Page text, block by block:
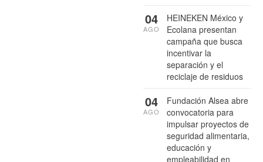
HEINEKEN México y
Ecolana presentan
campaña que busca
incentivar la
separación y el
reciclaje de residuos
04
AGO
Fundación Alsea abre
convocatoria para
impulsar proyectos de
seguridad alimentaria,
educación y
empleabilidad en
04
AGO